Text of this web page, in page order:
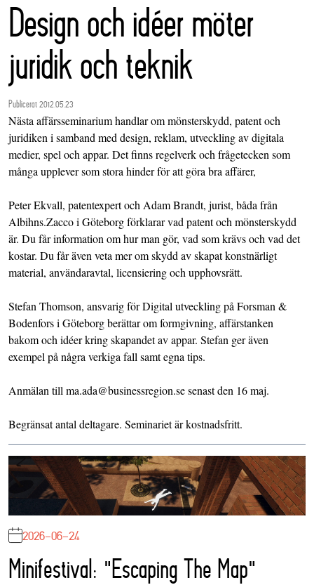
Design och idéer möter
juridik och teknik
Publicerat 2012.05.23
Nästa affärsseminarium handlar om mönsterskydd, patent och
juridiken i samband med design, reklam, utveckling av digitala
medier, spel och appar. Det finns regelverk och frågetecken som
många upplever som stora hinder för att göra bra affärer,
Peter Ekvall, patentexpert och Adam Brandt, jurist, båda från
Albihns.Zacco i Göteborg förklarar vad patent och mönsterskydd
är. Du får information om hur man gör, vad som krävs och vad det
kostar. Du får även veta mer om skydd av skapat konstnärligt
material, användaravtal, licensiering och upphovsrätt.
Stefan Thomson, ansvarig för Digital utveckling på Forsman &
Bodenfors i Göteborg berättar om formgivning, affärstanken
bakom och idéer kring skapandet av appar. Stefan ger även
exempel på några verkiga fall samt egna tips.
Anmälan till ma.ada@businessregion.se senast den 16 maj.
Begränsat antal deltagare. Seminariet är kostnadsfritt.
2026-06-24
Minifestival: "Escaping The Map"